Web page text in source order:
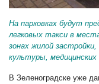
На парковках будут
легковых такси в
зонах жилой
культуры, медицинских
В Зеленоградске уже